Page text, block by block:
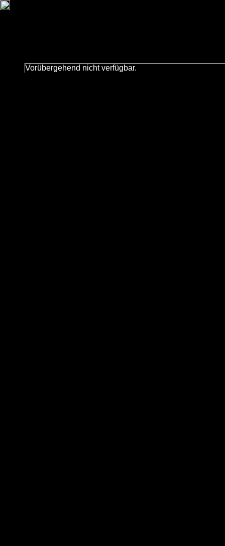
Vorübergehend nicht verfügbar.